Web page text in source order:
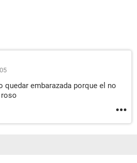
quedar embarazada porque el no
roso